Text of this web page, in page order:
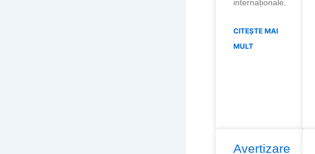
internaționale.
CITEȘTE MAI
MULT
Avertizare